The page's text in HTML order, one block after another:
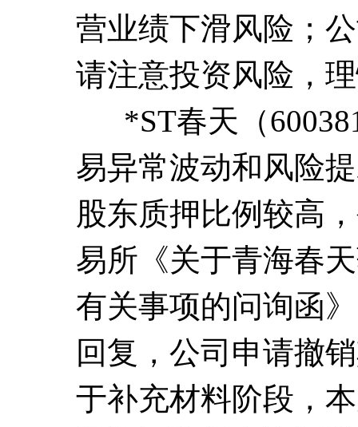
营业绩下滑风险；
请注意投资风险，
*ST春天（
易异常波动和风险
股东质押比例较高
易所《关于青海春
有关事项的问询函
回复，公司申请撤
于补充材料阶段，